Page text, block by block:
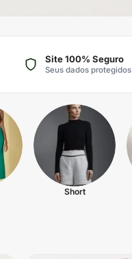
Site 100% Seguro
Seus dados protegidos
Short